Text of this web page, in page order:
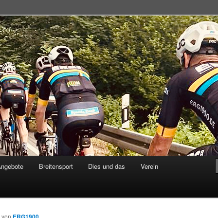
Breitensport Dies und das Verein